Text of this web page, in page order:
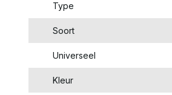
Type
Soort
Universeel
Kleur